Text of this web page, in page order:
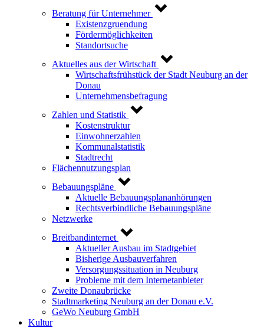
Beratung für Unternehmer
Existenzgruendung
Fördermöglichkeiten
Standortsuche
Aktuelles aus der Wirtschaft
Wirtschaftsfrühstück der Stadt Neuburg an der
Donau
Unternehmensbefragung
Zahlen und Statistik
Kostenstruktur
Einwohnerzahlen
Kommunalstatistik
Stadtrecht
Flächennutzungsplan
Bebauungspläne
Aktuelle Bebauungsplananhörungen
Rechtsverbindliche Bebauungspläne
Netzwerke
Breitbandinternet
Aktueller Ausbau im Stadtgebiet
Bisherige Ausbauverfahren
Versorgungssituation in Neuburg
Probleme mit dem Internetanbieter
Zweite Donaubrücke
Stadtmarketing Neuburg an der Donau e.V.
GeWo Neuburg GmbH
Kultur